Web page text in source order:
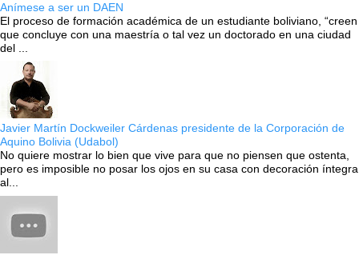
Anímese a ser un DAEN
El proceso de formación académica de un estudiante boliviano, “creen
que concluye con una maestría o tal vez un doctorado en una ciudad
del ...
Javier Martín Dockweiler Cárdenas presidente de la Corporación de
Aquino Bolivia (Udabol)
No quiere mostrar lo bien que vive para que no piensen que ostenta,
pero es imposible no posar los ojos en su casa con decoración íntegra
al...